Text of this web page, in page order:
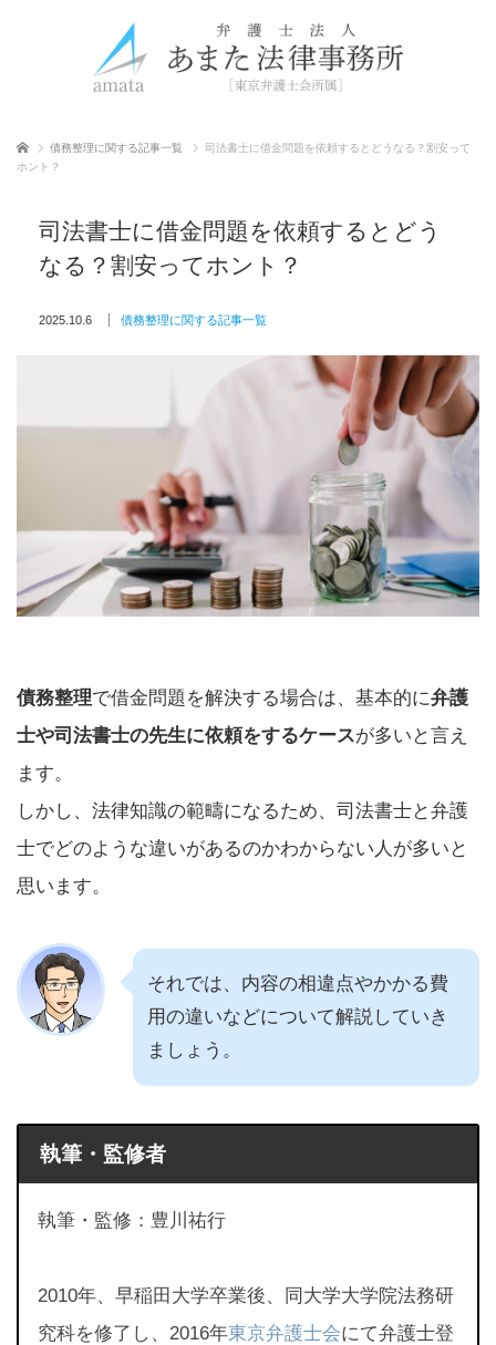
ホーム 債務整理に関する記事一覧
司法書士に借金問題を依頼するとどうなる？割安って
ホント？
司法書士に借金問題を依頼するとどう
なる？割安ってホント？
2025.10.6 債務整理に関する記事一覧
債務整理で借金問題を解決する場合は、基本的に弁護
士や司法書士の先生に依頼をするケースが多いと言え
ます。
しかし、法律知識の範疇になるため、司法書士と弁護
士でどのような違いがあるのかわからない人が多いと
思います。
それでは、内容の相違点やかかる費
用の違いなどについて解説していき
ましょう。
執筆・監修者
執筆・監修：豊川祐行
2010年、早稲田大学卒業後、同大学大学院法務研
究科を修了し、2016年東京弁護士会にて弁護士登